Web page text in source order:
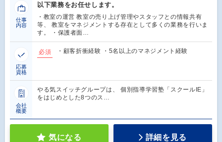
仕事
内容
以下業務をお任せします。
・教室の運営 教室の売り上げ管理やスタッフとの情報共有
等、 教室をマネジメントする存在として多くの業務を行いま
す。 ・保護者面…
応募
資格
必須 ・顧客折衝経験 ・5名以上のマネジメント経験
会社
概要
やる気スイッチグループは、 個別指導学習塾「スクールIE」
をはじめとした8つのス…
気になる 詳細を見る